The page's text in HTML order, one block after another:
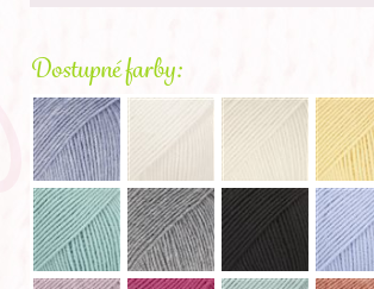
Dostupné farby: